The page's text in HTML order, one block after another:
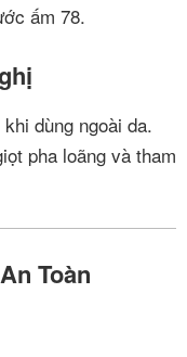
ấm 78.
dùng ngoài da.
pha loãng và tham
Toàn